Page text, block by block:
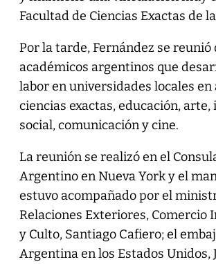
Facultad de Ciencias Exactas de
Por la tarde, Fernández se reunió
académicos argentinos que
labor en universidades locales en
ciencias exactas, educación,
social, comunicación y cine.
La reunión se realizó en el
Argentino en Nueva York y el
estuvo acompañado por el
Relaciones Exteriores, Comercio
y Culto, Santiago Cafiero; el
Argentina en los Estados Unidos,